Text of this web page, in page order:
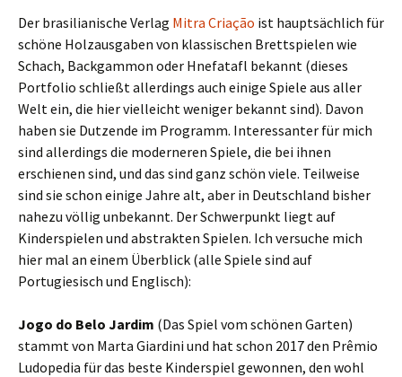
Der brasilianische Verlag Mitra Criação ist hauptsächlich für
schöne Holzausgaben von klassischen Brettspielen wie
Schach, Backgammon oder Hnefatafl bekannt (dieses
Portfolio schließt allerdings auch einige Spiele aus aller
Welt ein, die hier vielleicht weniger bekannt sind). Davon
haben sie Dutzende im Programm. Interessanter für mich
sind allerdings die moderneren Spiele, die bei ihnen
erschienen sind, und das sind ganz schön viele. Teilweise
sind sie schon einige Jahre alt, aber in Deutschland bisher
nahezu völlig unbekannt. Der Schwerpunkt liegt auf
Kinderspielen und abstrakten Spielen. Ich versuche mich
hier mal an einem Überblick (alle Spiele sind auf
Portugiesisch und Englisch):
Jogo do Belo Jardim (Das Spiel vom schönen Garten)
stammt von Marta Giardini und hat schon 2017 den Prêmio
Ludopedia für das beste Kinderspiel gewonnen, den wohl